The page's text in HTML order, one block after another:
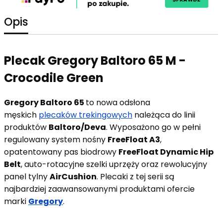
Opis
Plecak Gregory Baltoro 65 M -
Crocodile Green
Gregory Baltoro 65 to nowa odsłona
męskich plecaków trekingowych należąca do linii
produktów Baltoro/Deva. Wyposażono go w pełni
regulowany system nośny FreeFloat A3,
opatentowany pas biodrowy FreeFloat Dynamic Hip
Belt, auto-rotacyjne szelki uprzęży oraz rewolucyjny
panel tylnyAirCushion. Plecaki z tej serii są
najbardziej zaawansowanymi produktami ofercie
marki Gregory.